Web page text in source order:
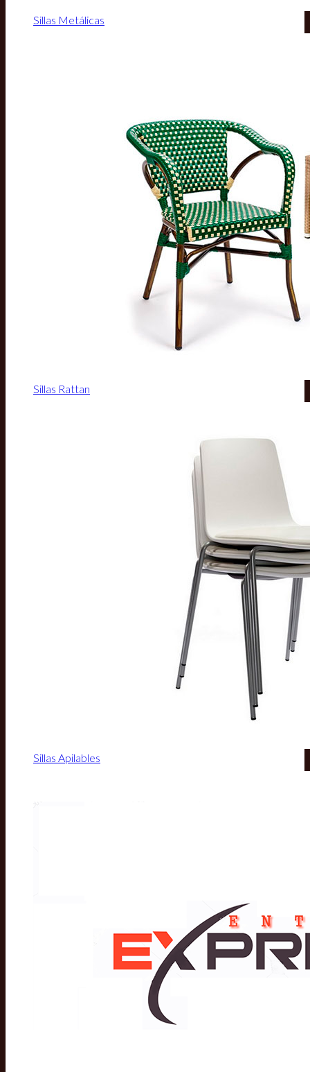
Sillas Metálicas
Sillas Rattan
Sillas Apilables